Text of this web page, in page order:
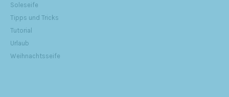
Soleseife
Tipps und Tricks
Tutorial
Urlaub
Weihnachtsseife